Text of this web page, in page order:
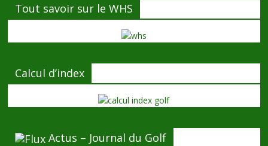
Tout savoir sur le WHS
Calcul d’index
Actus – Journal du Golf